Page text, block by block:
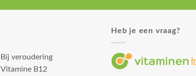
Bij veroudering
Vitamine B12
Heb je een vraag?